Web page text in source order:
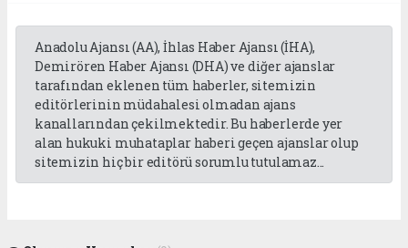
Anadolu Ajansı (AA), İhlas Haber Ajansı (İHA),
Demirören Haber Ajansı (DHA) ve diğer ajanslar
tarafından eklenen tüm haberler, sitemizin
editörlerinin müdahalesi olmadan ajans
kanallarından çekilmektedir. Bu haberlerde yer
alan hukuki muhataplar haberi geçen ajanslar olup
sitemizin hiç bir editörü sorumlu tutulamaz...